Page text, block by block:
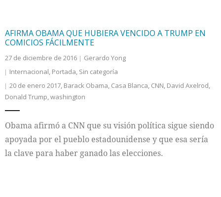
AFIRMA OBAMA QUE HUBIERA VENCIDO A TRUMP EN
COMICIOS FÁCILMENTE
27 de diciembre de 2016
Gerardo Yong
Internacional, Portada, Sin categoría
20 de enero 2017, Barack Obama, Casa Blanca, CNN, David Axelrod,
Donald Trump,washington
Obama afirmó a CNN que su visión política sigue siendo
apoyada por el pueblo estadounidense y que esa sería
la clave para haber ganado las elecciones.